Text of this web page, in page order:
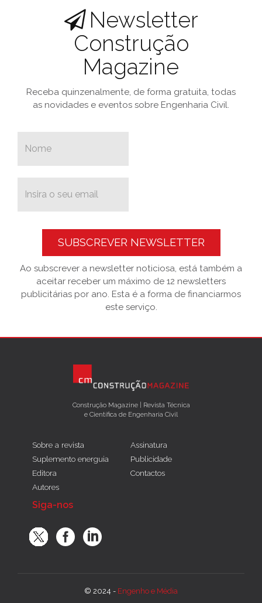
Newsletter
Construção
Magazine
Receba quinzenalmente, de forma gratuita, todas
as novidades e eventos sobre Engenharia Civil.
SUBSCREVER NEWSLETTER
Ao subscrever a newsletter noticiosa, está também a
aceitar receber um máximo de 12 newsletters
publicitárias por ano. Esta é a forma de financiarmos
este serviço.
Construção Magazine | Revista Técnica
e Científica de Engenharia Civil
Sobre a revista
Suplemento energuia
Editora
Autores
Assinatura
Publicidade
Contactos
Siga-nos
© 2024 - Engenho e Média